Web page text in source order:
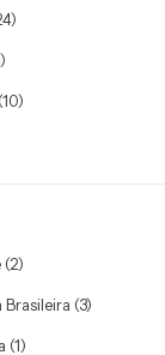
(2)
Brasileira (3)
(1)